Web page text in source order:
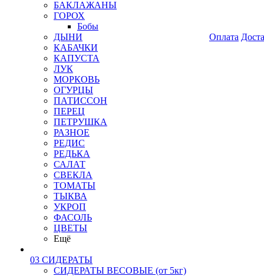
БАКЛАЖАНЫ
ГОРОХ
Бобы
ДЫНИ
КАБАЧКИ
КАПУСТА
ЛУК
МОРКОВЬ
ОГУРЦЫ
ПАТИССОН
ПЕРЕЦ
ПЕТРУШКА
РАЗНОЕ
РЕДИС
РЕДЬКА
САЛАТ
СВЕКЛА
ТОМАТЫ
ТЫКВА
УКРОП
ФАСОЛЬ
ЦВЕТЫ
Ещё
03 СИДЕРАТЫ
СИДЕРАТЫ ВЕСОВЫЕ (от 5кг)
Оплата